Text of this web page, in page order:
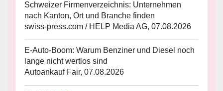
Schweizer Firmenverzeichnis: Unternehmen
nach Kanton, Ort und Branche finden
swiss-press.com / HELP Media AG, 07.08.2026
E-Auto-Boom: Warum Benziner und Diesel noch
lange nicht wertlos sind
Autoankauf Fair, 07.08.2026